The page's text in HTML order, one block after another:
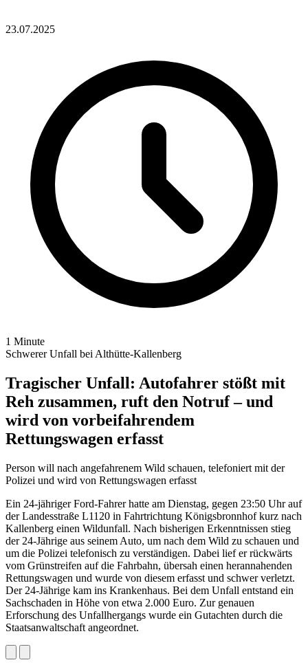
23.07.2025
1 Minute
Schwerer Unfall bei Althütte-Kallenberg
Tragischer Unfall: Autofahrer stößt mit
Reh zusammen, ruft den Notruf – und
wird von vorbeifahrendem
Rettungswagen erfasst
Person will nach angefahrenem Wild schauen, telefoniert mit der
Polizei und wird von Rettungswagen erfasst
Ein 24-jähriger Ford-Fahrer hatte am Dienstag, gegen 23:50 Uhr auf
der Landesstraße L1120 in Fahrtrichtung Königsbronnhof kurz nach
Kallenberg einen Wildunfall. Nach bisherigen Erkenntnissen stieg
der 24-Jährige aus seinem Auto, um nach dem Wild zu schauen und
um die Polizei telefonisch zu verständigen. Dabei lief er rückwärts
vom Grünstreifen auf die Fahrbahn, übersah einen herannahenden
Rettungswagen und wurde von diesem erfasst und schwer verletzt.
Der 24-Jährige kam ins Krankenhaus. Bei dem Unfall entstand ein
Sachschaden in Höhe von etwa 2.000 Euro. Zur genauen
Erforschung des Unfallhergangs wurde ein Gutachten durch die
Staatsanwaltschaft angeordnet.